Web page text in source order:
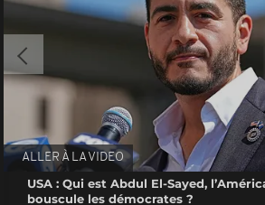
ALLER À LA VIDEO
USA : Qui est Abdul El-Sayed,
bouscule les démocrates ?